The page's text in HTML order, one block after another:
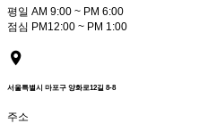
평일 AM 9:00 ~ PM 6:00
점심 PM12:00 ~ PM 1:00
서울특별시 마포구 양화로12길 8-8
주소